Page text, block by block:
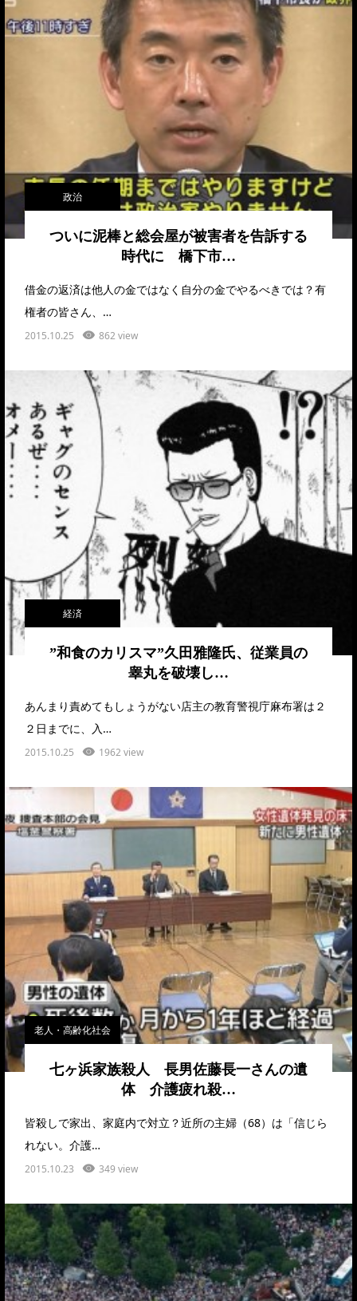
政治
ついに泥棒と総会屋が被害者を告訴する
時代に 橋下市…
借金の返済は他人の金ではなく自分の金でやるべきでは？有
権者の皆さん、…
2015.10.25 862 view
経済
”和食のカリスマ”久田雅隆氏、従業員の
睾丸を破壊し…
あんまり責めてもしょうがない店主の教育警視庁麻布署は２
２日までに、入…
2015.10.25 1962 view
老人・高齢化社会
七ヶ浜家族殺人 長男佐藤長一さんの遺
体 介護疲れ殺…
皆殺しで家出、家庭内で対立？近所の主婦（68）は「信じら
れない。介護…
2015.10.23 349 view